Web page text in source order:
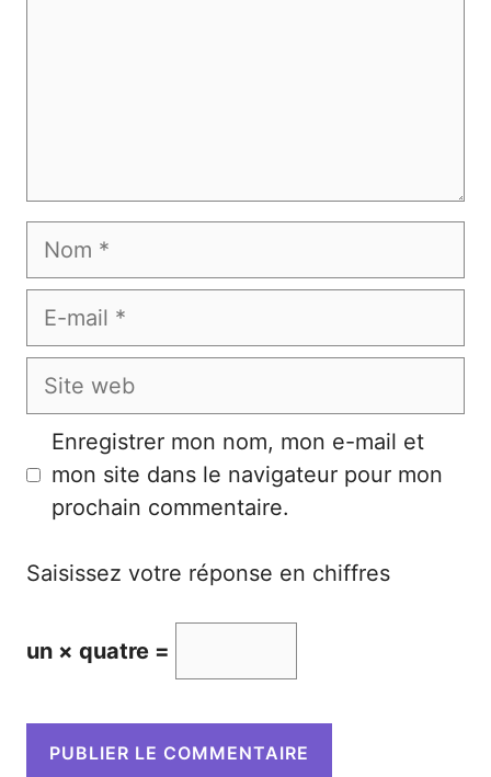
Nom
E-
Site
Enregistrer mon nom, mon e-mail et
mon site dans le navigateur pour mon
prochain commentaire.
Saisissez votre réponse en chiffres
un × quatre =